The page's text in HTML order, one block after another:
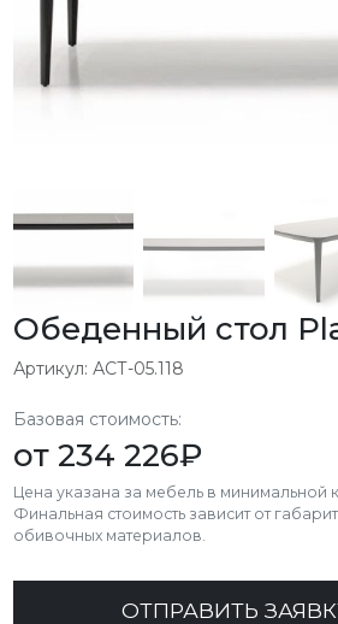
Обеденный стол
Артикул: АСТ-05.118
Базовая стоимость:
от 234 226₽
Цена указана за мебель в минимальной
Финальная стоимость зависит от
обивочных материалов.
ОТПРАВИТЬ